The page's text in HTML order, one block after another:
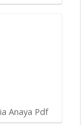
Anaya Pdf